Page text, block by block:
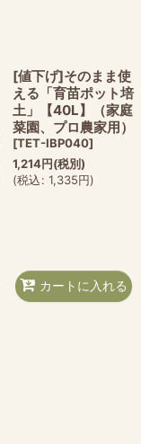
[値下げ]そのまま使
える「育苗ポット培
土」【40L】（家庭
菜園、プロ農家用）
[TET-IBP040]
1,214円(税別)
(税込: 1,335円)
カートに入れる